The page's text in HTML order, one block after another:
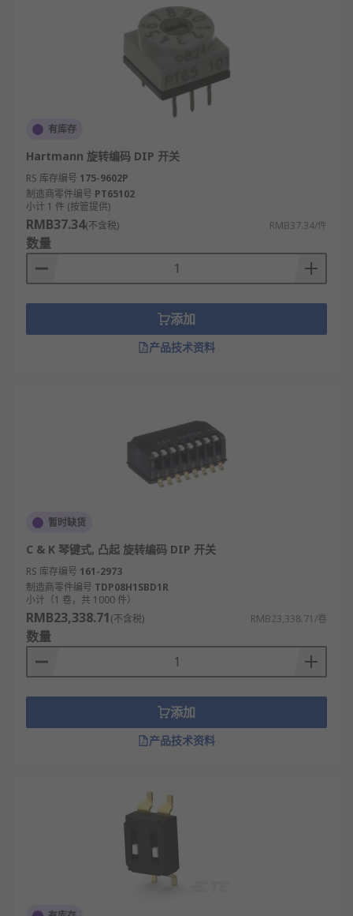
有库存
Hartmann 旋转编码 DIP 开关
RS 库存编号 175-9602P
制造商零件编号 PT65102
小计 1 件 (按管提供)
RMB37.34(不含税) RMB37.34/件
数量
添加
产品技术资料
暂时缺货
C & K 琴键式, 凸起 旋转编码 DIP 开关
RS 库存编号 161-2973
制造商零件编号 TDP08H1SBD1R
小计（1 卷，共 1000 件）
RMB23,338.71(不含税) RMB23,338.71/卷
数量
添加
产品技术资料